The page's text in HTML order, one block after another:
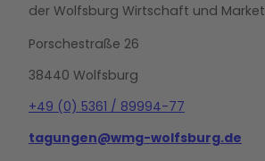
powered byUsercentrics
der Wolfsburg Wirtschaft und
Porschestraße 26
38440 Wolfsburg
+49 (0) 5361 / 89994-77
tagungen@wmg-wolfsburg.de